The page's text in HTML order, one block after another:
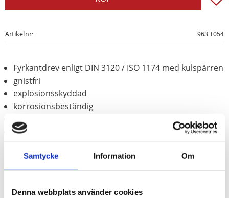
Samtycke Information Om
Denna webbplats använder cookies
Artikelnr 963.1054
Fyrkantdrev enligt DIN 3120 / ISO 1174 med kulspärren
gnistfri
explosionsskyddad
korrosionsbeständig
slittålig
Aluminium-brons (icke-järn-legering)